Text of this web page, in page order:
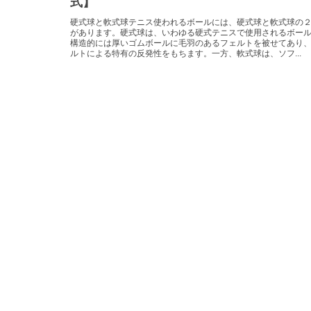
硬式球と軟式球テニス使われるボールには、硬式球と軟式球の
があります。硬式球は、いわゆる硬式テニスで使用されるボール
構造的には厚いゴムボールに毛羽のあるフェルトを被せてあり
ルトによる特有の反発性をもちます。一方、軟式球は、ソフ...